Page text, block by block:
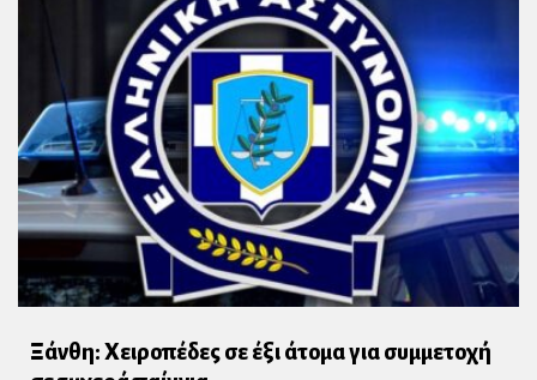
Ξάνθη: Χειροπέδες σε έξι άτομα για συμμετοχή